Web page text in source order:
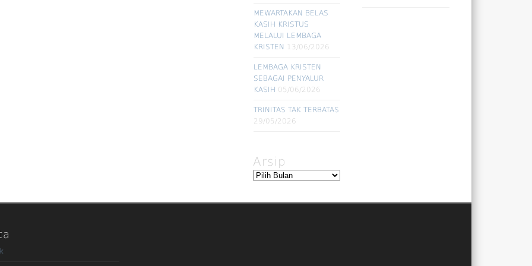
MEWARTAKAN BELAS
KASIH KRISTUS
MELALUI LEMBAGA
KRISTEN 13/06/2026
LEMBAGA KRISTEN
SEBAGAI PENYALUR
KASIH 05/06/2026
TRINITAS TAK TERBATAS
29/05/2026
Arsip
Arsip